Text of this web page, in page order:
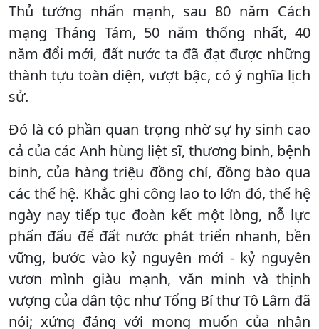
Thủ tướng nhấn mạnh, sau 80 năm Cách
mạng Tháng Tám, 50 năm thống nhất, 40
năm đổi mới, đất nước ta đã đạt được những
thành tựu toàn diện, vượt bậc, có ý nghĩa lịch
sử.
Đó là có phần quan trọng nhờ sự hy sinh cao
cả của các Anh hùng liệt sĩ, thương binh, bệnh
binh, của hàng triệu đồng chí, đồng bào qua
các thế hệ. Khắc ghi công lao to lớn đó, thế hệ
ngày nay tiếp tục đoàn kết một lòng, nỗ lực
phấn đấu để đất nước phát triển nhanh, bền
vững, bước vào kỷ nguyên mới - kỷ nguyên
vươn mình giàu mạnh, văn minh và thịnh
vượng của dân tộc như Tổng Bí thư Tô Lâm đã
nói; xứng đáng với mong muốn của nhân